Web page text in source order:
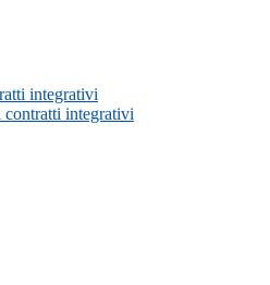
integrativi
contratti integrativi